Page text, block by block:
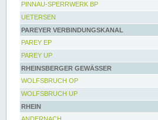
PINNAU-SPERRWERK BP
UETERSEN
PAREYER VERBINDUNGSKANAL
PAREY EP
PAREY UP
RHEINSBERGER GEWÄSSER
WOLFSBRUCH OP
WOLFSBRUCH UP
RHEIN